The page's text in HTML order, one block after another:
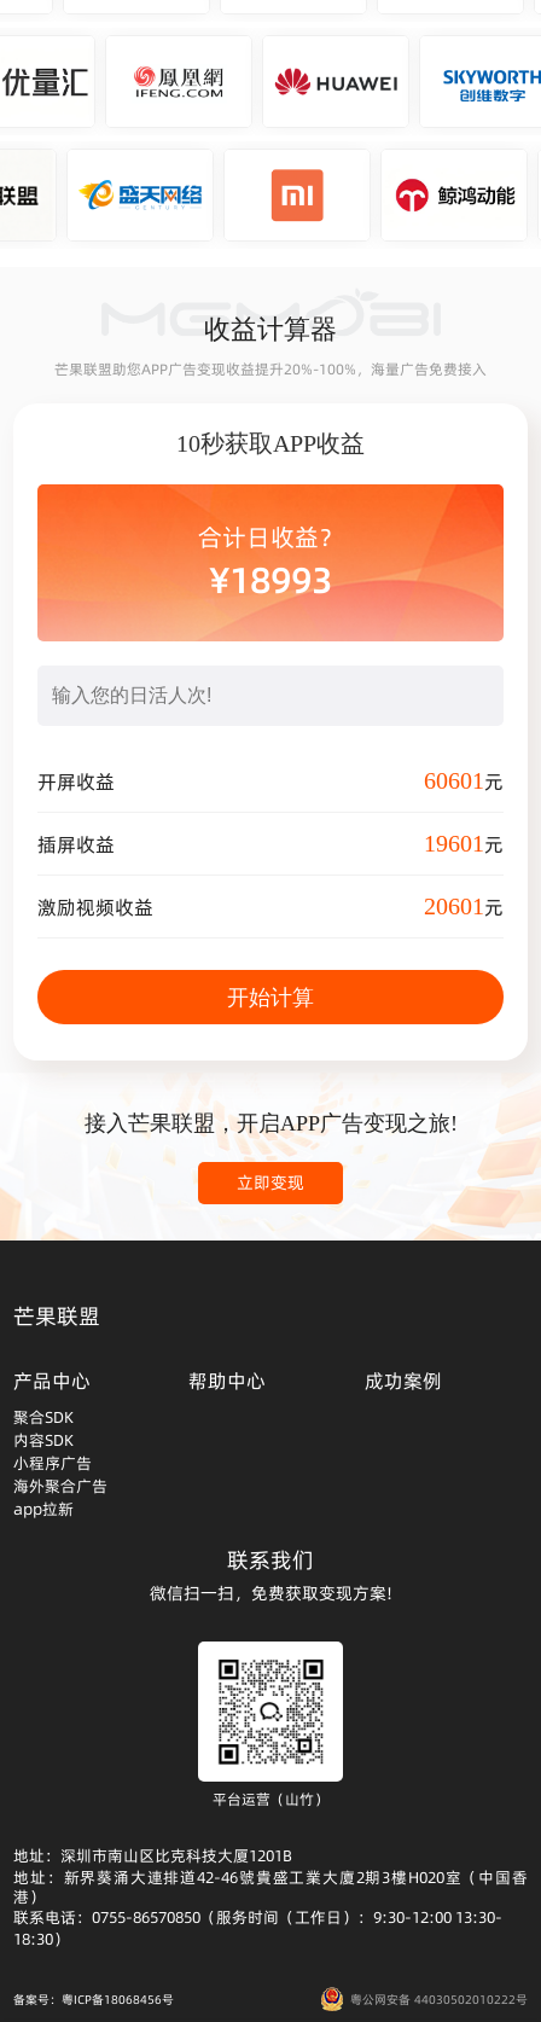
收益计算器
芒果联盟助您APP广告变现收益提升20%-100%，海量广告免费接入
10秒获取APP收益
合计日收益？
¥18993
开屏收益 60601元
插屏收益 19601元
激励视频收益 20601元
开始计算
接入芒果联盟，开启APP广告变现之旅!
立即变现
芒果联盟
产品中心
聚合SDK
内容SDK
小程序广告
海外聚合广告
app拉新
帮助中心 成功案例
联系我们
微信扫一扫，免费获取变现方案!
平台运营（山竹）
地址：深圳市南山区比克科技大厦1201B
地址：新界葵涌大連排道42-46號貴盛工業大廈2期3樓H020室（中国香
港）
联系电话：0755-86570850（服务时间（工作日）：9:30-12:00 13:30-
18:30）
备案号：粤ICP备18068456号 粤公网安备 44030502010222号